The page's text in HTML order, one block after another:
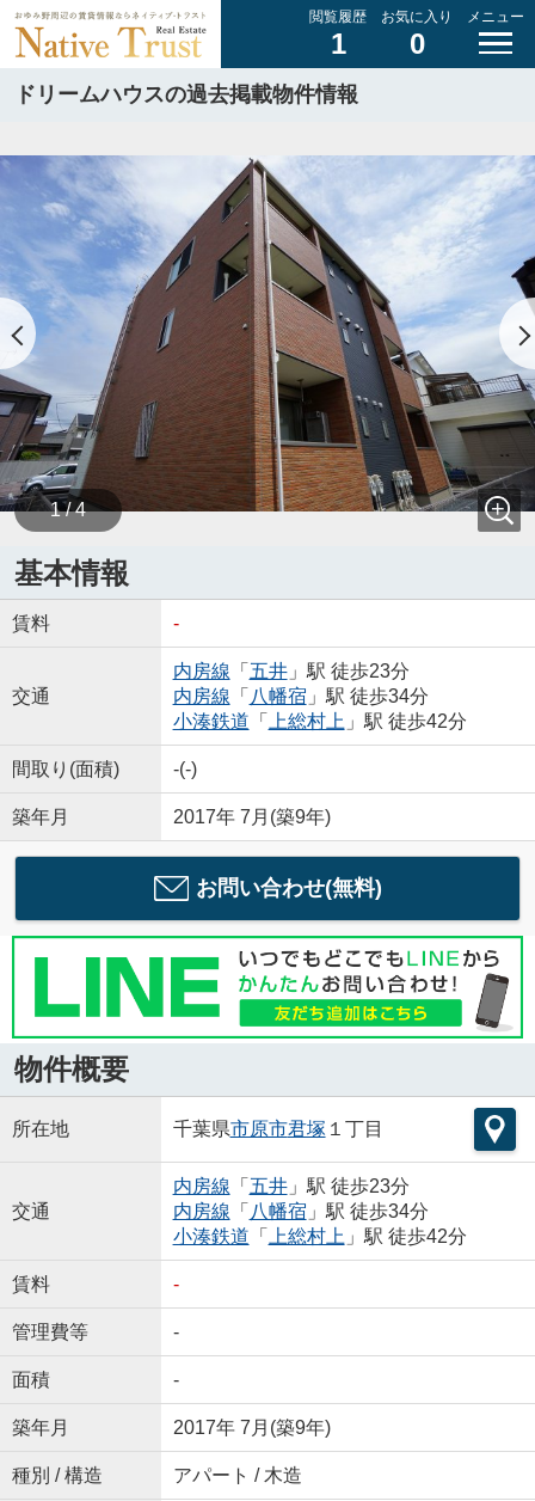
閲覧履歴
1
お気に入り
0
メニュー
ドリームハウスの過去掲載物件情報
1 / 4
基本情報
賃料 -
交通
内房線 「 五井」駅 徒歩23分
内房線 「 八幡宿 」駅 徒歩34分
小湊鉄道 「 上総村上 」駅 徒歩42分
間取り(面積) -(-)
築年月 2017年 7月(築9年)
お問い合わせ(無料)
物件概要
所在地 千葉県市原市君塚 １丁目
交通
内房線 「 五井」駅 徒歩23分
内房線 「 八幡宿 」駅 徒歩34分
小湊鉄道 「 上総村上 」駅 徒歩42分
賃料 -
管理費等 -
面積 -
築年月 2017年 7月(築9年)
種別 / 構造 アパート / 木造